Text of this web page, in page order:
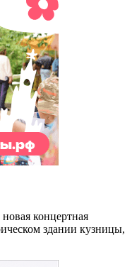
концертная
здании кузницы,